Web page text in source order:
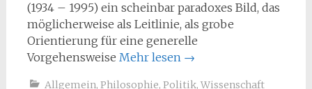
(1934 – 1995) ein scheinbar paradoxes Bild, das
möglicherweise als Leitlinie, als grobe
Orientierung für eine generelle
Vorgehensweise Mehr lesen →
Allgemein, Philosophie, Politik, Wissenschaft